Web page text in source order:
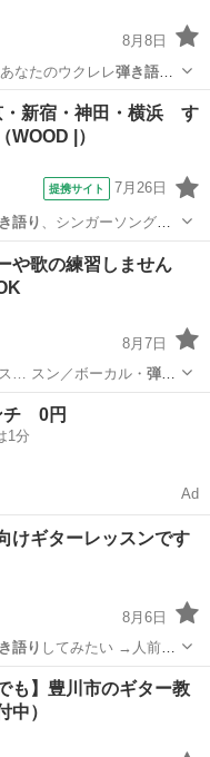
8月8日
なたのウクレレ弾き語り
ホームペ…
・新宿・神田・横浜 す
|）
提携サイト 7月26日
語り 、シンガーソングラ
や歌の練習しません
8月7日
… スン／ボーカル・ 弾き
チ 0円
1分
Ad
けギターレッスンです
8月6日
語り してみたい →人前で
も】豊川市のギター教
中）